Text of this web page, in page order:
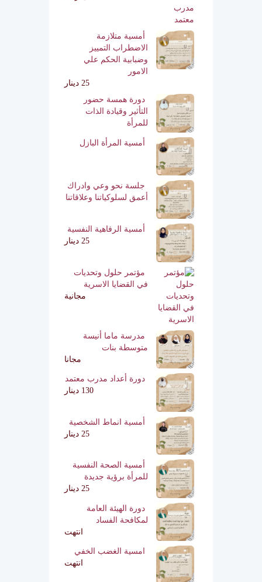
أمسية متلازمة
الاضطراب التمييز
وضبابية الحكم علي
الامور
25 دينار
دورة همسة حضور
التأثير وقيادة الذات
للمرأة
أمسية المرأة البازل
جلسة نحو وعي وادراك
أعمق لسلوكياتنا وعلاقاتنا
أمسية الرفاهية النفسية
25 دينار
مؤتمر حلول وتحديات
في القضايا الاسرية
مجانية
مدرسة ماما أنيسة
متوسطة بنات
مجانا
دورة أعداد مدرب معتمد
130 دينار
أمسية انماط الشخصية
25 دينار
أمسية الصحة النفسية
للمرأة برؤية جديدة
25 دينار
دورة الهيئة العامة
لمكافحة الفساد
انتهت
امسية الغضب الخفي
انتهت